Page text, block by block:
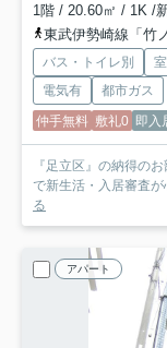
1階 / 20.60㎡ / 1K /
東武伊勢崎線「竹
バス・トイレ別
電気有
都市ガス
仲手無料 敷礼0 即入
『足立区』の納得の
で新生活・入居審査
る
アパート